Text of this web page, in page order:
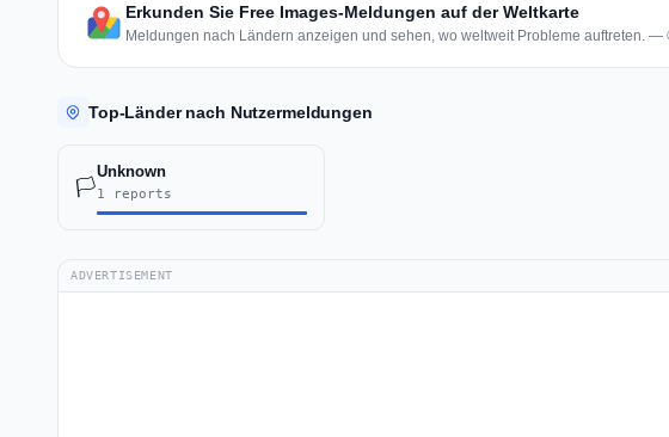
Erkunden Sie Free Images-Meldungen auf der Weltkarte
Meldungen nach Ländern anzeigen und sehen, wo weltweit Probleme auftreten. —
Top-Länder nach Nutzermeldungen
🏳️
Unknown
1 reports
ADVERTISEMENT